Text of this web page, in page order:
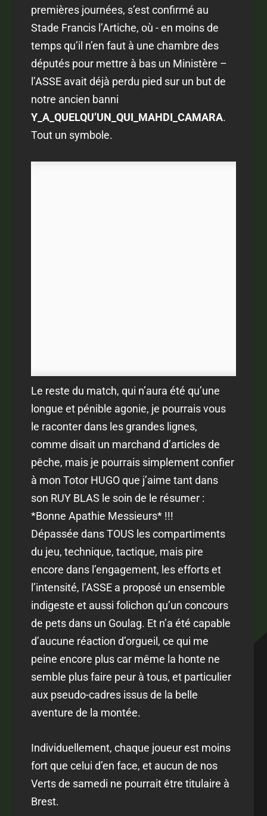
premières journées, s’est confirmé au
Stade Francis l’Artiche, où - en moins de
temps qu’il n’en faut à une chambre des
députés pour mettre à bas un Ministère –
l’ASSE avait déjà perdu pied sur un but de
notre ancien banni
Y_A_QUELQU’UN_QUI_MAHDI_CAMARA.
Tout un symbole.
Le reste du match, qui n’aura été qu’une
longue et pénible agonie, je pourrais vous
le raconter dans les grandes lignes,
comme disait un marchand d’articles de
pêche, mais je pourrais simplement confier
à mon Totor HUGO que j’aime tant dans
son RUY BLAS le soin de le résumer :
*Bonne Apathie Messieurs* !!!
Dépassée dans TOUS les compartiments
du jeu, technique, tactique, mais pire
encore dans l’engagement, les efforts et
l’intensité, l’ASSE a proposé un ensemble
indigeste et aussi folichon qu’un concours
de pets dans un Goulag. Et n’a été capable
d’aucune réaction d’orgueil, ce qui me
peine encore plus car même la honte ne
semble plus faire peur à tous, et particulier
aux pseudo-cadres issus de la belle
aventure de la montée.
Individuellement, chaque joueur est moins
fort que celui d’en face, et aucun de nos
Verts de samedi ne pourrait être titulaire à
Brest.